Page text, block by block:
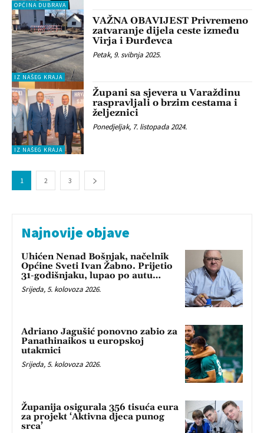
OPĆINA DUBRAVA
IZ NAŠEG KRAJA
VAŽNA OBAVIJEST Privremeno
zatvaranje dijela ceste između
Virja i Đurđevca
Petak, 9. svibnja 2025.
IZ NAŠEG KRAJA
Župani sa sjevera u Varaždinu
raspravljali o brzim cestama i
željeznici
Ponedjeljak, 7. listopada 2024.
1 2 3
Najnovije objave
Uhićen Nenad Bošnjak, načelnik
Općine Sveti Ivan Žabno. Prijetio
31-godišnjaku, lupao po autu…
Srijeda, 5. kolovoza 2026.
Adriano Jagušić ponovno zabio za
Panathinaikos u europskoj
utakmici
Srijeda, 5. kolovoza 2026.
Županija osigurala 356 tisuća eura
za projekt ‘Aktivna djeca punog
srca’